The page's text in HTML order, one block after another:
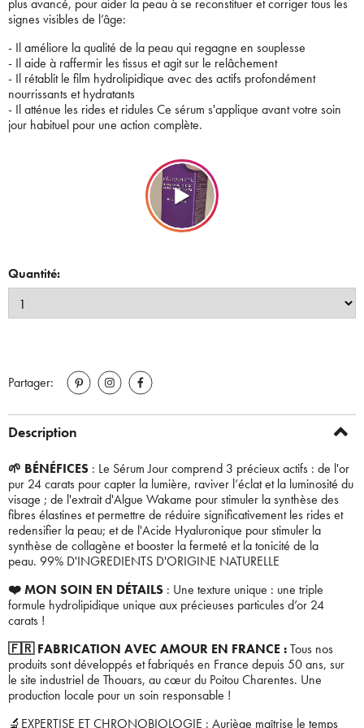
signes visibles de l’âge:
- Il améliore la qualité de la peau qui regagne en souplesse
- Il aide à raffermir les tissus et agit sur le relâchement
- Il rétablit le film hydrolipidique avec des actifs profondément
nourrissants et hydratants
- Il atténue les rides et ridules Ce sérum s'applique avant votre soin
jour habituel pour une action complète.
Quantité:
Partager:
Description
🌱 BÉNÉFICES : Le Sérum Jour comprend 3 précieux actifs : de l'or
pur 24 carats pour capter la lumière, raviver l’éclat et la luminosité du
visage ; de l'extrait d'Algue Wakame pour stimuler la synthèse des
fibres élastines et permettre de réduire significativement les rides et
redensifier la peau; et de l'Acide Hyaluronique pour stimuler la
synthèse de collagène et booster la fermeté et la tonicité de la
peau. 99% D'INGREDIENTS D'ORIGINE NATURELLE
❤️ MON SOIN EN DÉTAILS : Une texture unique : une triple
formule hydrolipidique unique aux précieuses particules d’or 24
carats !
🇫🇷 FABRICATION AVEC AMOUR EN FRANCE :Tous nos
produits sont développés et fabriqués en France depuis 50 ans, sur
le site industriel de Thouars, au cœur du Poitou Charentes. Une
production locale pour un soin responsable !
🔬EXPERTISE ET CHRONOBIOLOGIE : Auriège maîtrise le temps